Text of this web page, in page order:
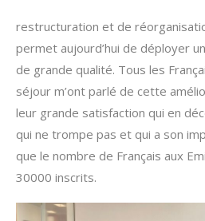
restructuration et de
permet aujourd’hui de déployer
de grande qualité. Tous les
séjour m’ont parlé de cette
leur grande satisfaction qui en
qui ne trompe pas et qui a son
que le nombre de Français aux
30000 inscrits.